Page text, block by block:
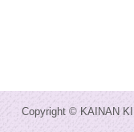
Copyright © KAINAN